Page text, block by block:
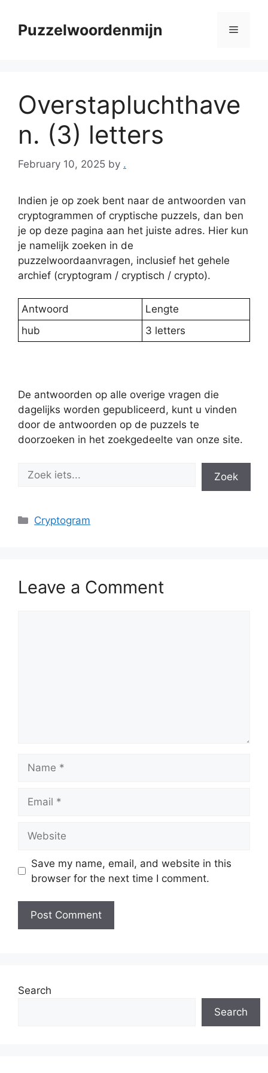
contentPuzzelwoordenmijn Menu
Overstapluchthave
n. (3) letters
February 10, 2025 by .
Indien je op zoek bent naar de antwoorden van
cryptogrammen of cryptische puzzels, dan ben
je op deze pagina aan het juiste adres. Hier kun
je namelijk zoeken in de
puzzelwoordaanvragen, inclusief het gehele
archief (cryptogram / cryptisch / crypto).
Antwoord
Lengte
hub
3 letters
De antwoorden op alle overige vragen die
dagelijks worden gepubliceerd, kunt u vinden
door de antwoorden op de puzzels te
doorzoeken in het zoekgedeelte van onze site.
Zoek
Categories
Cryptogram
Leave a Comment
Save my name, email, and website in this
browser for the next time I comment.
Search
Search